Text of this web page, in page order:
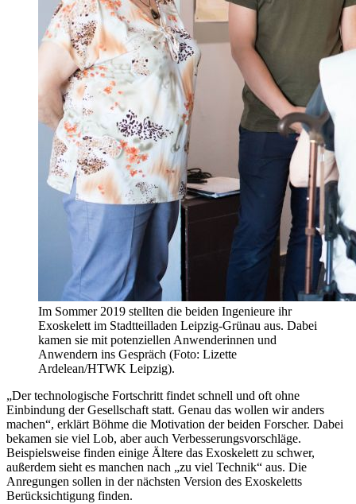
Im Sommer 2019 stellten die beiden Ingenieure ihr
Exoskelett im Stadtteilladen Leipzig-Grünau aus. Dabei
kamen sie mit potenziellen Anwenderinnen und
Anwendern ins Gespräch (Foto: Lizette
Ardelean/HTWK Leipzig).
„Der technologische Fortschritt findet schnell und oft ohne
Einbindung der Gesellschaft statt. Genau das wollen wir anders
machen“, erklärt Böhme die Motivation der beiden Forscher. Dabei
bekamen sie viel Lob, aber auch Verbesserungsvorschläge.
Beispielsweise finden einige Ältere das Exoskelett zu schwer,
außerdem sieht es manchen nach „zu viel Technik“ aus. Die
Anregungen sollen in der nächsten Version des Exoskeletts
Berücksichtigung finden.